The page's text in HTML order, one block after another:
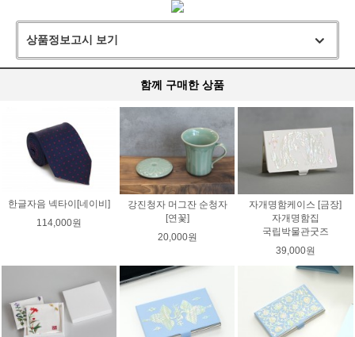
상품정보고시 보기
함께 구매한 상품
한글자음 넥타이[네이비]
114,000원
강진청자 머그잔 순청자
[연꽃]
20,000원
자개명함케이스 [금장]
자개명함집
국립박물관굿즈
39,000원